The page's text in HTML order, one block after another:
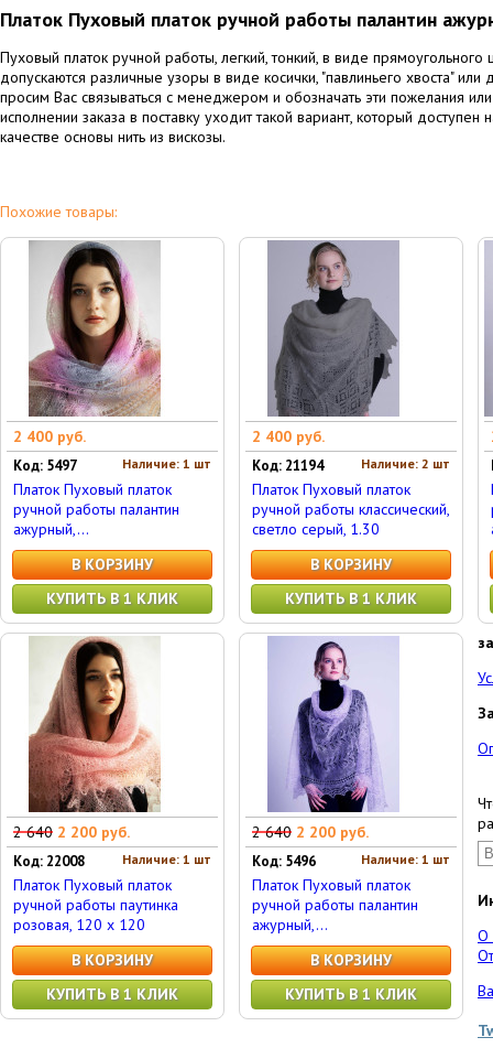
Платок Пуховый платок ручной работы палантин
Пуховый платок ручной работы, легкий, тонкий, в виде
допускаются различные узоры в виде косички, "павлиньего хвоста"
просим Вас связываться с менеджером и обозначать эти пожелания
исполнении заказа в поставку уходит такой вариант, который
качестве основы нить из вискозы.
Похожие товары:
2 400 руб.
Наличие: 1 шт
Код: 5497
Платок Пуховый платок
ручной работы палантин
ажурный,...
В КОРЗИНУ
КУПИТЬ В 1 КЛИК
2 400 руб.
Наличие: 2 шт
Код: 21194
Платок Пуховый платок
ручной работы классический,
светло серый, 1.30
В КОРЗИНУ
КУПИТЬ В 1 КЛИК
2 640 2 200 руб.
Наличие: 1 шт
Код: 22008
Платок Пуховый платок
ручной работы паутинка
розовая, 120 x 120
В КОРЗИНУ
КУПИТЬ В 1 КЛИК
2 640 2 200 руб.
Наличие: 1 шт
Код: 5496
Платок Пуховый платок
ручной работы палантин
ажурный,...
В КОРЗИНУ
КУПИТЬ В 1 КЛИК
О